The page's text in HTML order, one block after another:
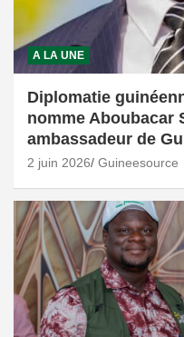
A LA UNE
Diplomatie
nomme Aboubacar
ambassadeur de
2 juin 2026 Guineesource